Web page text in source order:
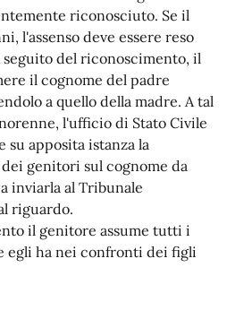
riconosciuto. Se il
l'assenso deve essere reso
del riconoscimento, il
il cognome del padre
a quello della madre. A tal
l'ufficio di Stato Civile
apposita istanza la
genitori sul cognome da
inviarla al Tribunale
riguardo.
il genitore assume tutti i
ha nei confronti dei figli